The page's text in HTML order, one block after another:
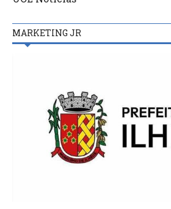
MARKETING JR